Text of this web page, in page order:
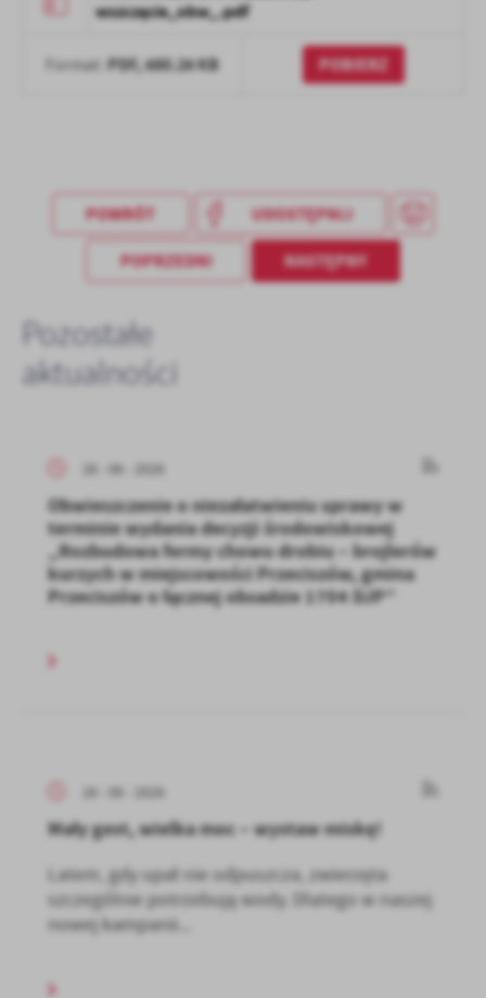
wszczęcie_obw_.pdf
Format: PDF, 680.26 KB POBIERZ
POWRÓT UDOSTĘPNIJ
POPRZEDNI NASTĘPNY
Pozostałe
aktualności
26 - 06 - 2026
Obwieszczenie o niezałatwieniu sprawy w
terminie wydania decyzji środowiskowej
„Rozbudowa fermy chowu drobiu – brojlerów
kurzych w miejscowości Przeciszów, gmina
Przeciszów o łącznej obsadzie 1704 DJP”
26 - 06 - 2026
Mały gest, wielka moc – wystaw miskę!
Latem, gdy upał nie odpuszcza, zwierzęta
szczególnie potrzebują wody. Dlatego w naszej
nowej kampanii...